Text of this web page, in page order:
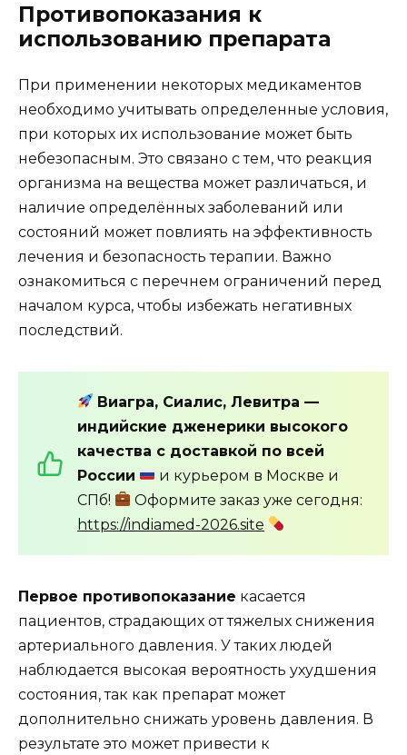
Противопоказания к
использованию препарата
При применении некоторых медикаментов
необходимо учитывать определенные условия,
при которых их использование может быть
небезопасным. Это связано с тем, что реакция
организма на вещества может различаться, и
наличие определённых заболеваний или
состояний может повлиять на эффективность
лечения и безопасность терапии. Важно
ознакомиться с перечнем ограничений перед
началом курса, чтобы избежать негативных
последствий.
Виагра, Сиалис, Левитра —
индийские дженерики высокого
качества с доставкой по всей
России
и курьером в Москве и
СПб!
Оформите заказ уже сегодня:
https://indiamed-2026.site
Первое противопоказание касается
пациентов, страдающих от тяжелых снижения
артериального давления. У таких людей
наблюдается высокая вероятность ухудшения
состояния, так как препарат может
дополнительно снижать уровень давления. В
результате это может привести к